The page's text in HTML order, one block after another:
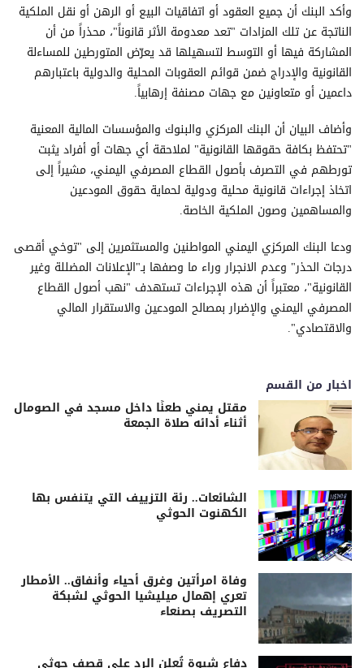
وأكد البنك أن جميع العقود أو اتفاقيات البيع أو الرهن أو نقل الملكية
الناتجة عن تلك المزادات "تعد معدومة الأثر قانوناً"، محذراً من أن
المشاركة فيها أو التوسط لتسهيلها قد يعرّض المتورطين للمساءلة
القانونية والإدراج ضمن قوائم العقوبات المحلية والدولية باعتبارهم
داعمين أو متعاونين مع جهات مصنفة إرهابياً.
وأضاف البيان أن البنك المركزي والبنوك والمؤسسات المالية المعنية
"تحتفظ بكافة حقوقها القانونية" لملاحقة أي جهات أو أفراد يثبت
تورطهم في التصرف بأصول القطاع المصرفي اليمني، مشيراً إلى
اتخاذ إجراءات قانونية محلية ودولية لحماية حقوق المودعين
والمساهمين وصون الملكية الخاصة.
ودعا البنك المركزي اليمني المواطنين والمستثمرين إلى "توخي أقصى
درجات الحذر" وعدم الانجرار وراء ما وصفها بـ"الإعلانات المضللة وغير
القانونية"، معتبراً أن هذه الإجراءات تستهدف "نهب أصول القطاع
المصرفي اليمني والإضرار بمصالح المودعين والاستقرار المالي
والاقتصادي".
اخبار من القسم
مقتل يمني طعنًا داخل مسجد في الصومال
أثناء أدائه صلاة الجمعة
الشائعات.. رئة التزييف التي يتنفس بها
الكهنوت الحوثي
وفاة امرأتين وغرق أحياء وأنفاق.. الأمطار
تعري إهمال ميليشيا الحوثي لشبكة
التصريف بصنعاء